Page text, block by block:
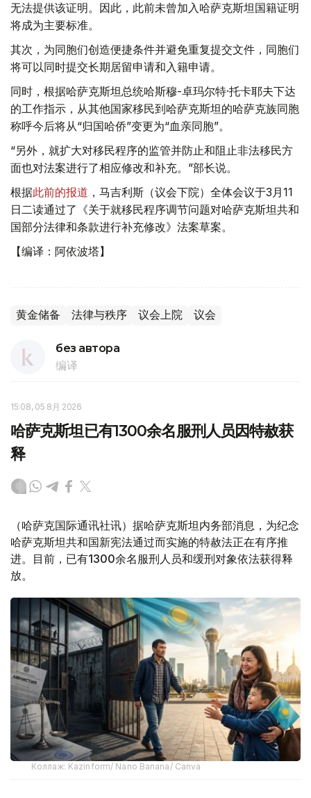
无法提供该证明。因此，此前未曾加入哈萨克斯坦国籍证明
将成为主要标准。
其次，为同胞们创造便捷条件并避免重复提交文件，同胞们
将可以同时提交长期居留申请和入籍申请。
同时，根据哈萨克斯坦总统哈斯穆-卓玛尔特·托卡耶夫下达
的工作指示，从其他国家移民到哈萨克斯坦的哈萨克族同胞
称呼今后将从“归国哈侨”变更为“血亲同胞”。
“另外，就扩大对移民程序的监管并防止和阻止非法移民方
面也对法案进行了相应修改和补充。”部长说。
根据此前的报道 ，马吉利斯（议会下院）全体会议于3月11
日二读通过了《关于就移民程序调节问题对哈萨克斯坦共和
国部分法律和条款进行补充修改》法案草案。
【编译：阿依波塔】
黄金储备 法律与秩序 议会上院 议会
без автора
编译
15:08, 05 8月 2026
哈萨克斯坦已有1300余名服刑人员因特赦获
释
（哈萨克国际通讯社讯）据哈萨克斯坦内务部消息，为纪念
哈萨克斯坦共和国新宪法通过而实施的特赦法正在有序推
进。目前，已有1300余名服刑人员和缓刑对象依法获得释
放。
Коллаж: Kazinform/ Nano Banana/ Canva